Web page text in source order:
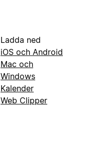
Ladda ned
iOS och Android
Mac och
Windows
Kalender
Web Clipper